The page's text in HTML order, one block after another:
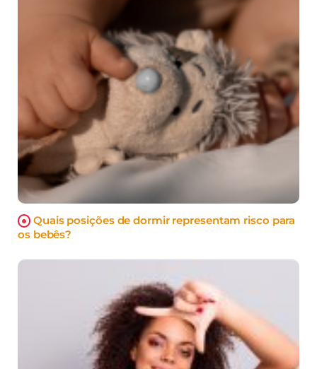
Quais posições de dormir representam risco para
os bebês?